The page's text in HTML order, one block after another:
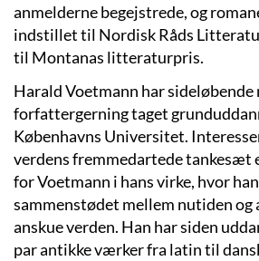
anmelderne begejstrede, og
indstillet til Nordisk Råds
til Montanas litteraturpris.
Harald Voetmann har sideløbende
forfattergerning taget
Københavns Universitet.
verdens fremmedartede tankesæt
for Voetmann i hans virke, hvor
sammenstødet mellem nutiden og
anskue verden. Han har siden
par antikke værker fra latin til